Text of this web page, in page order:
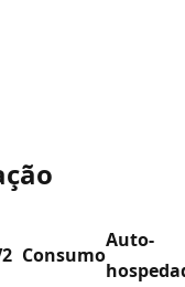
Consumo
Auto-